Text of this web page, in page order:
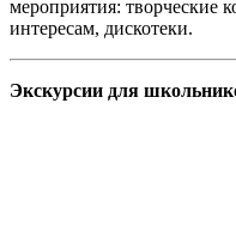
мероприятия: творческие
интересам, дискотеки.
Экскурсии для